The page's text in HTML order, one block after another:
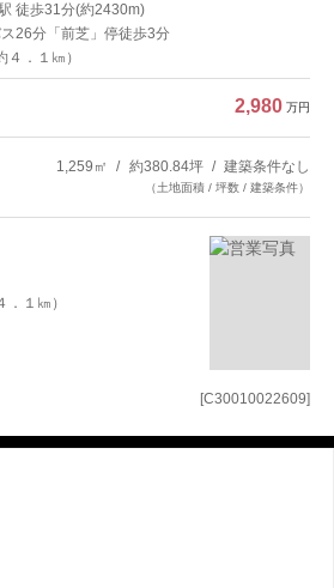
[C30010022609]
徒歩31分(約2430m)
26分「前芝」停徒歩3分
．１㎞）
2,980 万円
1,259㎡ 約380.84坪 建築条件なし
（土地面積 / 坪数 / 建築条件）
１㎞）